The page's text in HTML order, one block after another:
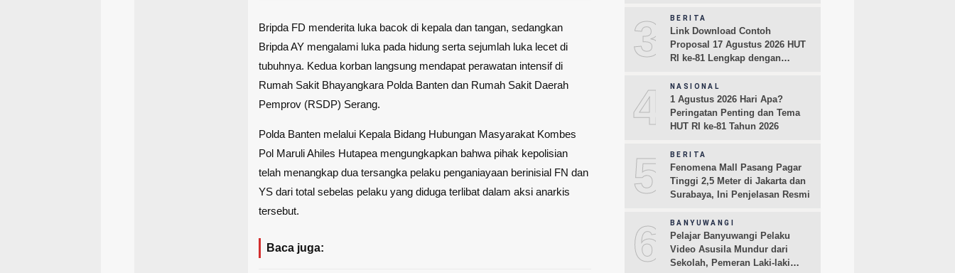
Bripda FD menderita luka bacok di kepala dan tangan, sedangkan
Bripda AY mengalami luka pada hidung serta sejumlah luka lecet di
tubuhnya. Kedua korban langsung mendapat perawatan intensif di
Rumah Sakit Bhayangkara Polda Banten dan Rumah Sakit Daerah
Pemprov (RSDP) Serang.
Polda Banten melalui Kepala Bidang Hubungan Masyarakat Kombes
Pol Maruli Ahiles Hutapea mengungkapkan bahwa pihak kepolisian
telah menangkap dua tersangka pelaku penganiayaan berinisial FN dan
YS dari total sebelas pelaku yang diduga terlibat dalam aksi anarkis
tersebut.
Baca juga:
3 BERITA
Link Download Contoh
Proposal 17 Agustus 2026 HUT
RI ke-81 Lengkap dengan
4 NASIONAL
1 Agustus 2026 Hari Apa?
Peringatan Penting dan Tema
HUT RI ke-81 Tahun 2026
5 BERITA
Fenomena Mall Pasang Pagar
Tinggi 2,5 Meter di Jakarta dan
Surabaya, Ini Penjelasan Resmi
6 BANYUWANGI
Pelajar Banyuwangi Pelaku
Video Asusila Mundur dari
Sekolah, Pemeran Laki-laki